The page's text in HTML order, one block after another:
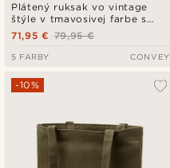
Plátený ruksak vo vintage
štýle v tmavosivej farbe s
tmavými koženými detailmi
79,95 €
71,95 €
5 FARBY CONVEY
-10%